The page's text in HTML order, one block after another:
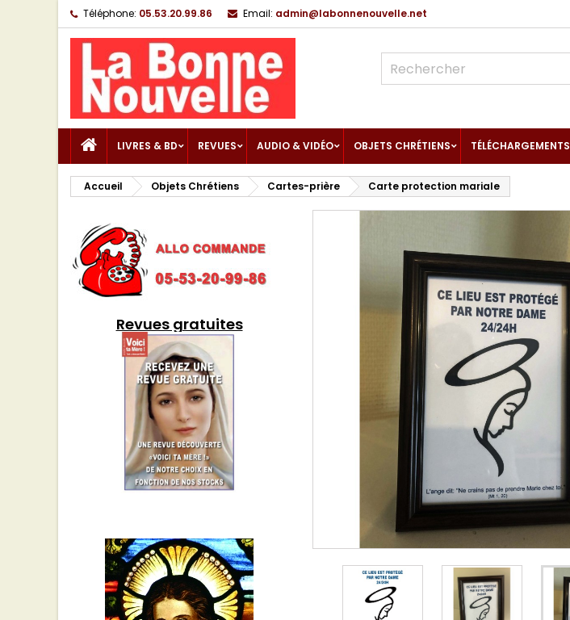
Téléphone: 05.53.20.99.86 Email: admin@labonnenouvelle.net
LIVRES & BD REVUES AUDIO & VIDÉO OBJETS CHRÉTIENS TÉLÉCHARGEMENTS
Accueil Objets Chrétiens Cartes-prière Carte protection mariale
Revues gratuites